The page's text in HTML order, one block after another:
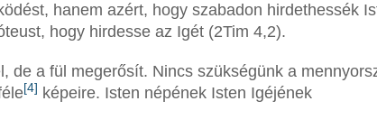
hanem azért, hogy szabadon hirdethessék
hogy hirdesse az Igét (2Tim 4,2).
de a fül megerősít. Nincs szükségünk a
[4] képeire. Isten népének Isten Igéjének